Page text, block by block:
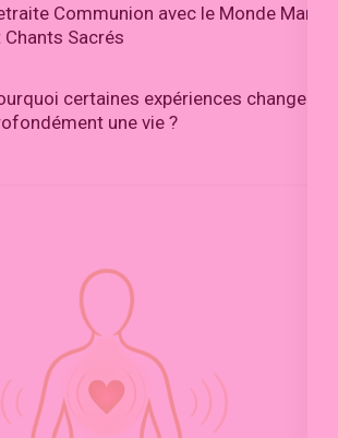
Communion avec le Monde Marin
Chants Sacrés
certaines expériences changent
une vie ?